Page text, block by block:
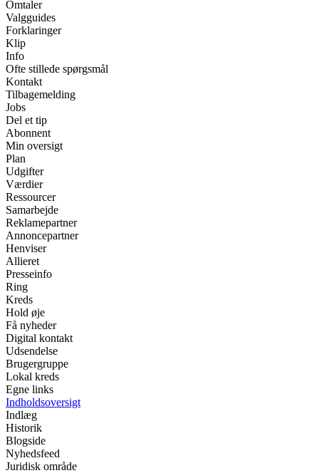
Omtaler
Valgguides
Forklaringer
Klip
Info
Ofte stillede spørgsmål
Kontakt
Tilbagemelding
Jobs
Del et tip
Abonnent
Min oversigt
Plan
Udgifter
Værdier
Ressourcer
Samarbejde
Reklamepartner
Annoncepartner
Henviser
Allieret
Presseinfo
Ring
Kreds
Hold øje
Få nyheder
Digital kontakt
Udsendelse
Brugergruppe
Lokal kreds
Egne links
Indholdsoversigt
Indlæg
Historik
Blogside
Nyhedsfeed
Juridisk område